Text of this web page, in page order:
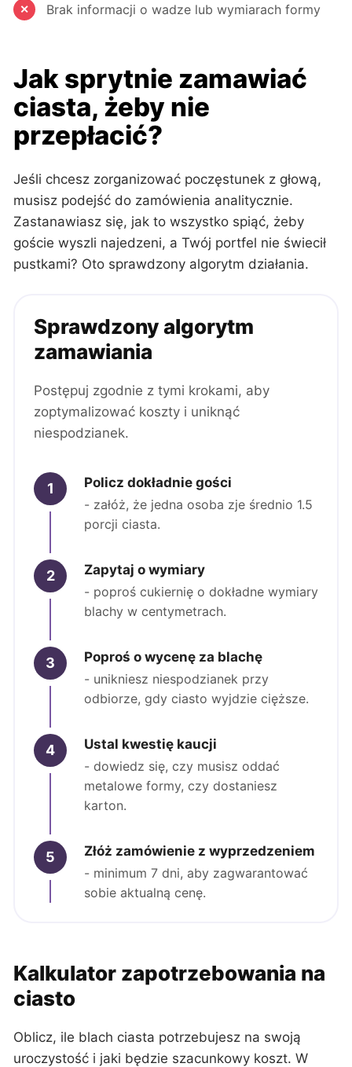
Brak informacji o wadze lub wymiarach formy
Jak sprytnie zamawiać
ciasta, żeby nie
przepłacić?
Jeśli chcesz zorganizować poczęstunek z głową,
musisz podejść do zamówienia analitycznie.
Zastanawiasz się, jak to wszystko spiąć, żeby
goście wyszli najedzeni, a Twój portfel nie świecił
pustkami? Oto sprawdzony algorytm działania.
Sprawdzony algorytm
zamawiania
Postępuj zgodnie z tymi krokami, aby
zoptymalizować koszty i uniknąć
niespodzianek.
1
Policz dokładnie gości
- załóż, że jedna osoba zje średnio 1.5
porcji ciasta.
2
Zapytaj o wymiary
- poproś cukiernię o dokładne wymiary
blachy w centymetrach.
3
Poproś o wycenę za blachę
- unikniesz niespodzianek przy
odbiorze, gdy ciasto wyjdzie cięższe.
4
Ustal kwestię kaucji
- dowiedz się, czy musisz oddać
metalowe formy, czy dostaniesz
karton.
5
Złóż zamówienie z wyprzedzeniem
- minimum 7 dni, aby zagwarantować
sobie aktualną cenę.
Kalkulator zapotrzebowania na
ciasto
Oblicz, ile blach ciasta potrzebujesz na swoją
uroczystość i jaki będzie szacunkowy koszt. W